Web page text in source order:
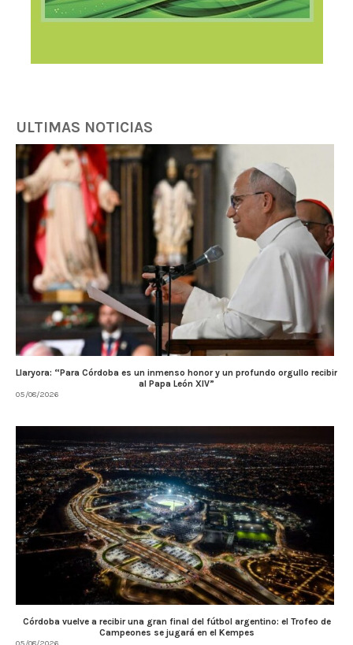
ULTIMAS NOTICIAS
Llaryora: “Para Córdoba es un inmenso honor y un profundo orgullo recibir
al Papa León XIV”
05/08/2026
Córdoba vuelve a recibir una gran final del fútbol argentino: el Trofeo de
Campeones se jugará en el Kempes